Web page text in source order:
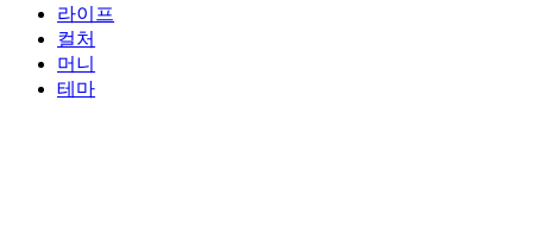
라이프
컬처
머니
테마